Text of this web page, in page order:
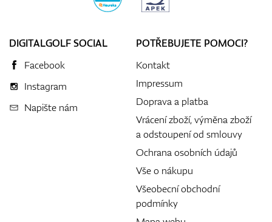
DIGITALGOLF SOCIAL
Facebook
Instagram
Napište nám
POTŘEBUJETE POMOCI?
Kontakt
Impressum
Doprava a platba
Vrácení zboží, výměna zboží
a odstoupení od smlouvy
Ochrana osobních údajů
Vše o nákupu
Všeobecní obchodní
podmínky